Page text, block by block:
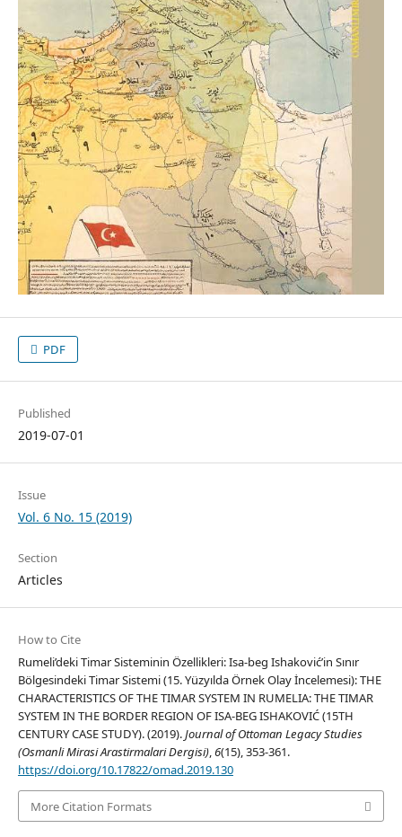
PDF
Published
2019-07-01
Issue
Vol. 6 No. 15 (2019)
Section
Articles
How to Cite
Rumeli’deki Timar Sisteminin Özellikleri: Isa-beg Ishaković’in Sınır
Bölgesindeki Timar Sistemi (15. Yüzyılda Örnek Olay İncelemesi): THE
CHARACTERISTICS OF THE TIMAR SYSTEM IN RUMELIA: THE TIMAR
SYSTEM IN THE BORDER REGION OF ISA-BEG ISHAKOVIĆ (15TH
CENTURY CASE STUDY). (2019).Journal of Ottoman Legacy Studies
(Osmanli Mirasi Arastirmalari Dergisi),6(15), 353-361.
https://doi.org/10.17822/omad.2019.130
More Citation Formats